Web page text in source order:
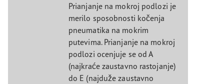
Prianjanje na mokroj podlozi je
merilo sposobnosti kočenja
pneumatika na mokrim
putevima. Prianjanje na mokroj
podlozi ocenjuje se od A
(najkraće zaustavno rastojanje)
do E (najduže zaustavno